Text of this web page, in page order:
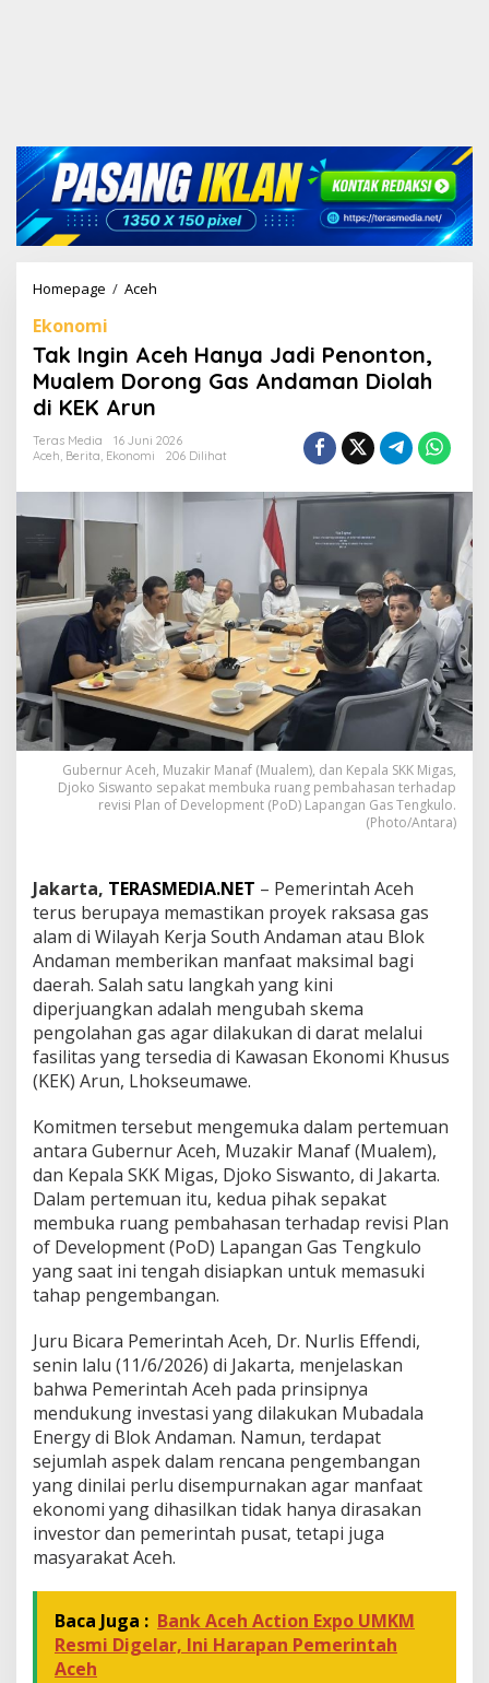
Homepage / Aceh
I
n
g
A
y
a
J
a
d
i
P
e
n
o
n
t
M
u
a
l
e
m
D
o
r
o
n
a
s
A
n
a
m
a
n
o
l
a
h
d
K
E
K
A
u
n
Ekonomi
Tak Ingin Aceh Hanya Jadi Penonton,
Mualem Dorong Gas Andaman Diolah
di KEK Arun
Teras Media
16 Juni 2026
Aceh, Berita, Ekonomi 206 Dilihat
Gubernur Aceh, Muzakir Manaf (Mualem), dan Kepala SKK Migas,
Djoko Siswanto sepakat membuka ruang pembahasan terhadap
revisi Plan of Development (PoD) Lapangan Gas Tengkulo.
(Photo/Antara)
Jakarta, TERASMEDIA.NET – Pemerintah Aceh
terus berupaya memastikan proyek raksasa gas
alam di Wilayah Kerja South Andaman atau Blok
Andaman memberikan manfaat maksimal bagi
daerah. Salah satu langkah yang kini
diperjuangkan adalah mengubah skema
pengolahan gas agar dilakukan di darat melalui
fasilitas yang tersedia di Kawasan Ekonomi Khusus
(KEK) Arun, Lhokseumawe.
Komitmen tersebut mengemuka dalam pertemuan
antara Gubernur Aceh, Muzakir Manaf (Mualem),
dan Kepala SKK Migas, Djoko Siswanto, di Jakarta.
Dalam pertemuan itu, kedua pihak sepakat
membuka ruang pembahasan terhadap revisi Plan
of Development (PoD) Lapangan Gas Tengkulo
yang saat ini tengah disiapkan untuk memasuki
tahap pengembangan.
Juru Bicara Pemerintah Aceh, Dr. Nurlis Effendi,
senin lalu (11/6/2026) di Jakarta, menjelaskan
bahwa Pemerintah Aceh pada prinsipnya
mendukung investasi yang dilakukan Mubadala
Energy di Blok Andaman. Namun, terdapat
sejumlah aspek dalam rencana pengembangan
yang dinilai perlu disempurnakan agar manfaat
ekonomi yang dihasilkan tidak hanya dirasakan
investor dan pemerintah pusat, tetapi juga
masyarakat Aceh.
Baca Juga : Bank Aceh Action Expo UMKM
Resmi Digelar, Ini Harapan Pemerintah
Aceh